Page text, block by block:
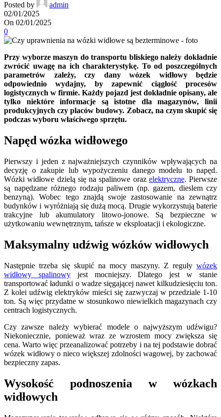
Posted by
admin
02/01/2025
On 02/01/2025
0
Przy wyborze maszyn do transportu bliskiego należy dokładnie
zwrócić uwagę na ich charakterystykę. To od poszczególnych
parametrów zależy, czy dany wózek widłowy będzie
odpowiednio wydajny, by zapewnić ciągłość procesów
logistycznych w firmie. Każdy pojazd jest dokładnie opisany, ale
tylko niektóre informacje są istotne dla magazynów, linii
produkcyjnych czy placów budowy. Zobacz, na czym skupić się
podczas wyboru właściwego sprzętu.
Napęd wózka widłowego
Pierwszy i jeden z najważniejszych czynników wpływających na
decyzję o zakupie lub wypożyczeniu danego modelu to napęd.
Wózki widłowe dzielą się na spalinowe oraz elektryczne. Pierwsze
są napędzane różnego rodzaju paliwem (np. gazem, dieslem czy
benzyną). Wobec tego znajdą swoje zastosowanie na zewnątrz
budynków i wyróżniają się dużą mocą. Drugie wykorzystują baterie
trakcyjne lub akumulatory litowo-jonowe. Są bezpieczne w
użytkowaniu wewnętrznym, tańsze w eksploatacji i ekologiczne.
Maksymalny udźwig wózków widłowych
Następnie trzeba się skupić na mocy maszyny. Z reguły wózek
widłowy spalinowyjest mocniejszy. Dlatego jest w stanie
transportować ładunki o wadze sięgającej nawet kilkudziesięciu ton.
Z kolei udźwig elektryków mieści się zazwyczaj w przedziale 1-10
ton. Są więc przydatne w stosunkowo niewielkich magazynach czy
centrach logistycznych.
Czy zawsze należy wybierać modele o najwyższym udźwigu?
Niekoniecznie, ponieważ wraz ze wzrostem mocy zwiększa się
cena. Warto więc przeanalizować potrzeby i na tej podstawie dobrać
wózek widłowy o nieco większej zdolności wagowej, by zachować
bezpieczny zapas.
Wysokość podnoszenia w wózkach
widłowych